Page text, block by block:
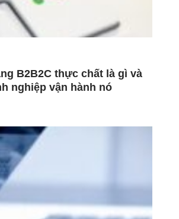
B2B2C thực chất là gì và
nghiệp vận hành nó